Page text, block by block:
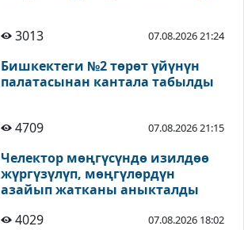
3013 07.08.2026 21:24
Бишкектеги №2 төрөт үйүнүн
палатасынан кантала табылды
4709 07.08.2026 21:15
Челектор мөңгүсүндө изилдөө
жүргүзүлүп, мөңгүлөрдүн
азайып жатканы аныкталды
4029
07.08.2026 18:02